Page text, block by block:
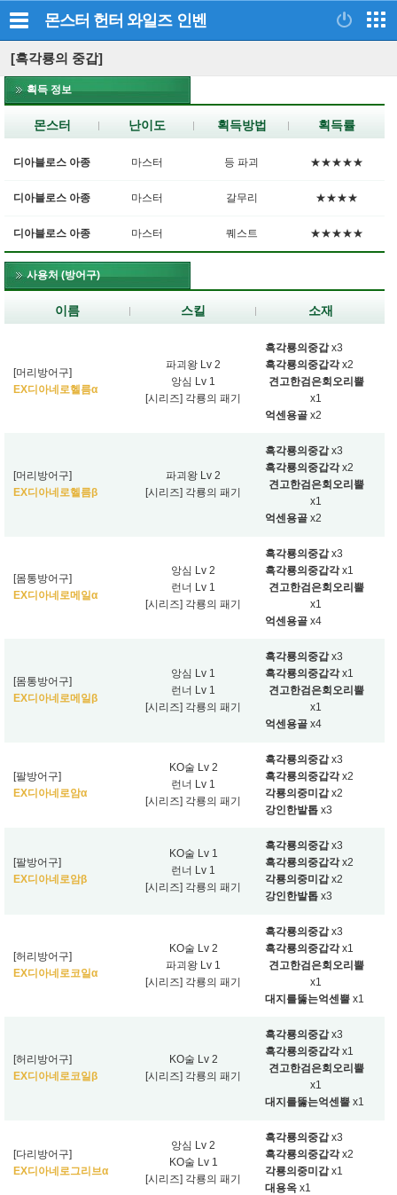
몬스터 헌터 와일즈 인벤
[흑각룡의 중갑]
획득 정보
몬스터 난이도 획득방법 획득률
디아블로스 아종 마스터 등 파괴 ★★★★★
디아블로스 아종 마스터 갈무리 ★★★★
디아블로스 아종 마스터 퀘스트 ★★★★★
사용처 (방어구)
이름 스킬 소재
[머리방어구]
EX디아네로헬름α
파괴왕 Lv 2
앙심 Lv 1
[시리즈] 각룡의 패기
흑각룡의중갑x3
흑각룡의중갑각x2
견고한검은회오리뿔
x1
억센용골 x2
[머리방어구]
EX디아네로헬름β
파괴왕 Lv 2
[시리즈] 각룡의 패기
흑각룡의중갑x3
흑각룡의중갑각x2
견고한검은회오리뿔
x1
억센용골 x2
[몸통방어구]
EX디아네로메일α
앙심 Lv 2
런너 Lv 1
[시리즈] 각룡의 패기
흑각룡의중갑x3
흑각룡의중갑각x1
견고한검은회오리뿔
x1
억센용골 x4
[몸통방어구]
EX디아네로메일β
앙심 Lv 1
런너 Lv 1
[시리즈] 각룡의 패기
흑각룡의중갑x3
흑각룡의중갑각x1
견고한검은회오리뿔
x1
억센용골 x4
[팔방어구]
EX디아네로암α
KO술 Lv 2
런너 Lv 1
[시리즈] 각룡의 패기
흑각룡의중갑x3
흑각룡의중갑각x2
각룡의중미갑x2
강인한발톱 x3
[팔방어구]
EX디아네로암β
KO술 Lv 1
런너 Lv 1
[시리즈] 각룡의 패기
흑각룡의중갑x3
흑각룡의중갑각x2
각룡의중미갑x2
강인한발톱 x3
[허리방어구]
EX디아네로코일α
KO술 Lv 2
파괴왕 Lv 1
[시리즈] 각룡의 패기
흑각룡의중갑x3
흑각룡의중갑각x1
견고한검은회오리뿔
x1
대지를뚫는억센뿔 x1
[허리방어구]
EX디아네로코일β
KO술 Lv 2
[시리즈] 각룡의 패기
흑각룡의중갑x3
흑각룡의중갑각x1
견고한검은회오리뿔
x1
대지를뚫는억센뿔 x1
[다리방어구]
EX디아네로그리브α
앙심 Lv 2
KO술 Lv 1
[시리즈] 각룡의 패기
흑각룡의중갑x3
흑각룡의중갑각x2
각룡의중미갑x1
대용옥 x1